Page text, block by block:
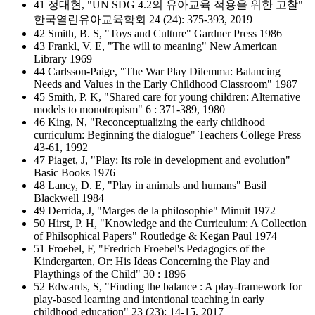
41 정대현, "UN SDG 4.2의 유아교육 적용을 위한 고찰"
한국열린유아교육학회 24 (24): 375-393, 2019
42 Smith, B. S, "Toys and Culture" Gardner Press 1986
43 Frankl, V. E, "The will to meaning" New American
Library 1969
44 Carlsson-Paige, "The War Play Dilemma: Balancing
Needs and Values in the Early Childhood Classroom" 1987
45 Smith, P. K, "Shared care for young children: Alternative
models to monotropism" 6 : 371-389, 1980
46 King, N, "Reconceptualizing the early childhood
curriculum: Beginning the dialogue" Teachers College Press
43-61, 1992
47 Piaget, J, "Play: Its role in development and evolution"
Basic Books 1976
48 Lancy, D. E, "Play in animals and humans" Basil
Blackwell 1984
49 Derrida, J, "Marges de la philosophie" Minuit 1972
50 Hirst, P. H, "Knowledge and the Curriculum: A Collection
of Philsophical Papers" Routledge & Kegan Paul 1974
51 Froebel, F, "Fredrich Froebel's Pedagogics of the
Kindergarten, Or: His Ideas Concerning the Play and
Playthings of the Child" 30 : 1896
52 Edwards, S, "Finding the balance : A play-framework for
play-based learning and intentional teaching in early
childhood education" 23 (23): 14-15, 2017